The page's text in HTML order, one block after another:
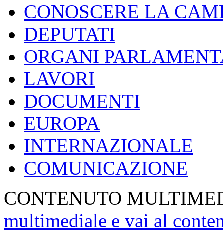
CONOSCERE LA
DEPUTATI
ORGANI
LAVORI
DOCUMENTI
EUROPA
INTERNAZIONALE
COMUNICAZIONE
CONTENUTO
multimediale e vai al